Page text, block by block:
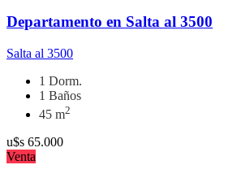
Departamento en Salta al 3500
Salta al 3500
1 Dorm.
1 Baños
45 m2
u$s 65.000
Venta